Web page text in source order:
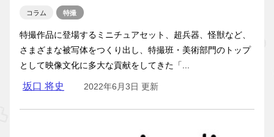
コラム 特撮
特撮作品に登場するミニチュアセット、超兵器、怪獣など、
さまざまな被写体をつくり出し、特撮班・美術部門のトップ
として映像文化に多大な貢献をしてきた「...
坂口 将史 2022年6月3日 更新